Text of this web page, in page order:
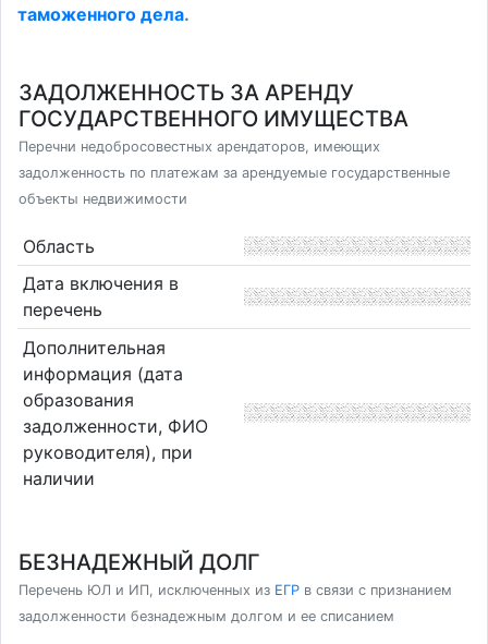
таможенного дела.
ЗАДОЛЖЕННОСТЬ ЗА АРЕНДУ
ГОСУДАРСТВЕННОГО ИМУЩЕСТВА
Перечни недобросовестных арендаторов, имеющих
задолженность по платежам за арендуемые государственные
объекты недвижимости
Область
Дата включения в
перечень
Дополнительная
информация (дата
образования
задолженности, ФИО
руководителя), при
наличии
БЕЗНАДЕЖНЫЙ ДОЛГ
Перечень ЮЛ и ИП, исключенных из ЕГР в связи с признанием
задолженности безнадежным долгом и ее списанием